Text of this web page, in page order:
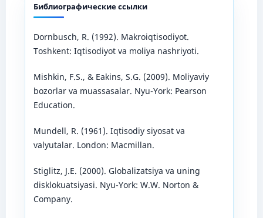
Библиографические ссылки
Dornbusch, R. (1992). Makroiqtisodiyot.
Toshkent: Iqtisodiyot va moliya nashriyoti.
Mishkin, F.S., & Eakins, S.G. (2009). Moliyaviy
bozorlar va muassasalar. Nyu-York: Pearson
Education.
Mundell, R. (1961). Iqtisodiy siyosat va
valyutalar. London: Macmillan.
Stiglitz, J.E. (2000). Globalizatsiya va uning
disklokuatsiyasi. Nyu-York: W.W. Norton &
Company.